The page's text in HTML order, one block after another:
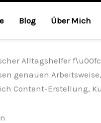
Blog Über Mich
Alltagshelfer
genauen
Content-Erstellung,